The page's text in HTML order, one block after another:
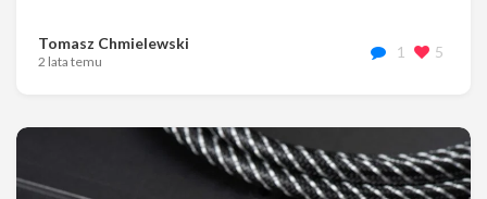
Tomasz Chmielewski
2 lata temu
1 5